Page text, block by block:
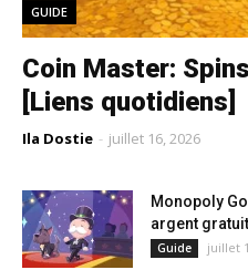
GUIDE
Coin Master:
[Liens quotidiens]
Ila Dostie - juillet 16, 2026
Monopoly
argent
Guide juillet